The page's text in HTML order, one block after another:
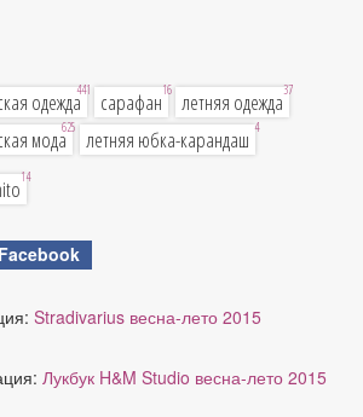
одежда441 сарафан16 летняя одежда37
мода625 летняя юбка-карандаш 4
14
Facebook
Stradivarius весна-лето 2015
Лукбук H&M Studio весна-лето 2015